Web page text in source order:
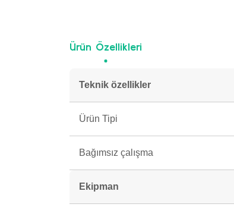
Ürün Özellikleri
Teknik özellikler
Ürün Tipi
Bağımsız çalışma
Ekipman